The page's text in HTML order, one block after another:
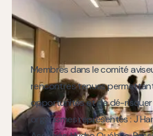
Membres dans le comité
rencontres tenues permettant
opportunités et de dé-risquer
organismes représentés : J